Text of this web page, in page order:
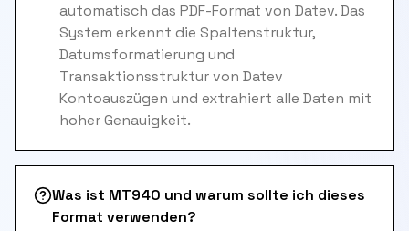
automatisch das PDF-Format von Datev. Das
System erkennt die Spaltenstruktur,
Datumsformatierung und
Transaktionsstruktur von Datev
Kontoauszügen und extrahiert alle Daten mit
hoher Genauigkeit.
Was ist MT940 und warum sollte ich dieses
Format verwenden?